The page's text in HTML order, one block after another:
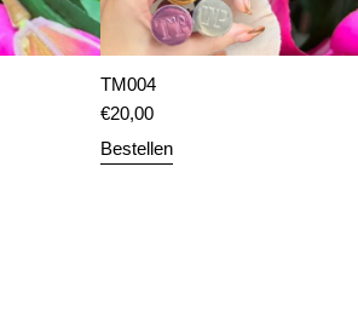
TM004
€20,00
Bestellen